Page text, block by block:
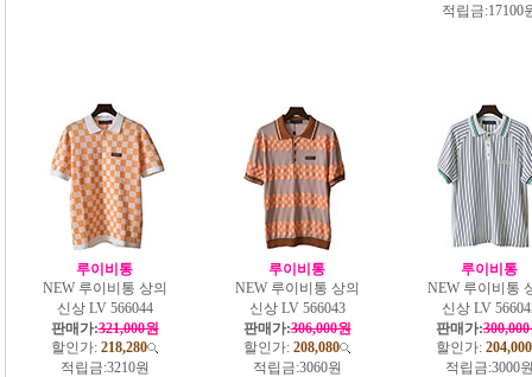
적립금:17100
루이비통
NEW 루이비통 상의
신상 LV 566044
판매가:321,000원
할인가: 218,280
적립금:3210원
루이비통
NEW 루이비통 상의
신상 LV 566043
판매가:306,000원
할인가: 208,080
적립금:3060원
루이비통
NEW 루이비통
신상 LV
판매가:
할인가: 204,000
적립금:3000